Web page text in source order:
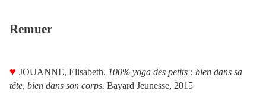
Remuer
♥ JOUANNE, Elisabeth. 100% yoga des petits : bien dans sa
tête, bien dans son corps. Bayard Jeunesse, 2015